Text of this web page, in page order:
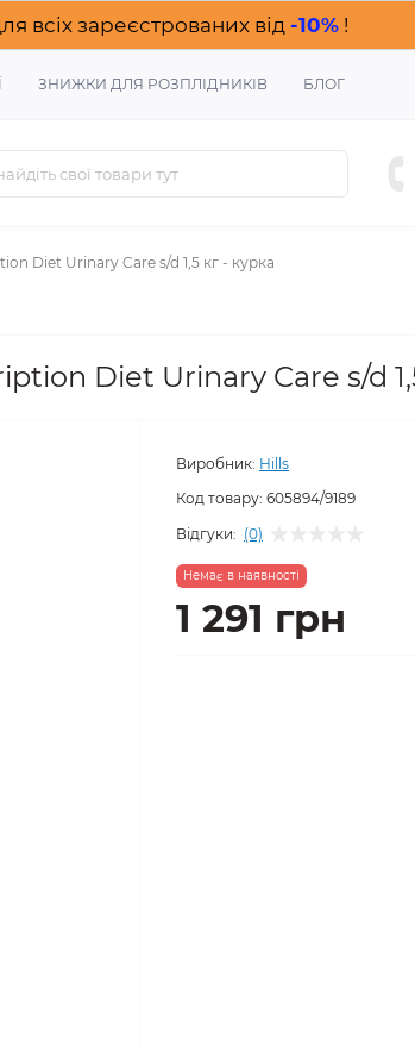
всіх зареєстрованих від -10%!
ЗНИЖКИ ДЛЯ РОЗПЛІДНИКІВ БЛОГ
Diet Urinary Care s/d 1,5 кг - курка
Diet Urinary Care s/d
Виробник: Hills
Код товару: 605894/9189
Відгуки: (0)
Немає в наявності
1 291 грн